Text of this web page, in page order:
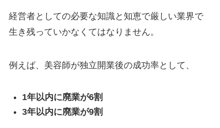
経営者としての必要な知識と知恵で厳しい業界で
生き残っていかなくてはなりません。
例えば、美容師が独立開業後の成功率として、
1年以内に廃業が6割
3年以内に廃業が9割